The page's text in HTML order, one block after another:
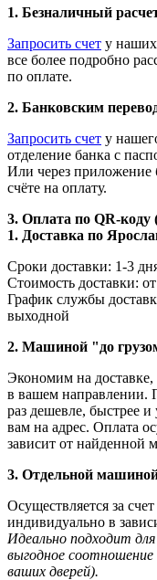
1. Безналичный
Запросить счет у наших
все более подробно
по оплате.
2. Банковским
Запросить счет у
отделение банка с
Или через приложение
счёте на оплату.
3. Оплата по QR-коду
1. Доставка по
Сроки доставки: 1-3
Стоимость доставки:
График службы
выходной
2. Машиной "до
Экономим на
в вашем направлении.
раз дешевле, быстрее
вам на адрес. Оплата
зависит от найденной
3. Отдельной
Осуществляется за
индивидуально в
Идеально подходит
выгодное соотношение
ваших дверей).